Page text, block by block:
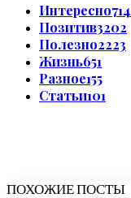
Интересно
Позитив3202
Полезно2223
Жизнь651
Разное155
Статьи101
ПОХОЖИЕ ПОСТЫ